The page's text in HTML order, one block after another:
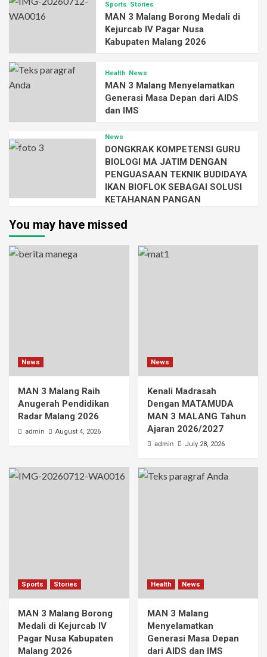
Sports Stories
MAN 3 Malang Borong Medali di
Kejurcab IV Pagar Nusa
Kabupaten Malang 2026
Health News
MAN 3 Malang Menyelamatkan
Generasi Masa Depan dari AIDS
dan IMS
News
DONGKRAK KOMPETENSI GURU
BIOLOGI MA JATIM DENGAN
PENGUASAAN TEKNIK BUDIDAYA
IKAN BIOFLOK SEBAGAI SOLUSI
KETAHANAN PANGAN
You may have missed
News
MAN 3 Malang Raih
Anugerah Pendidikan
Radar Malang 2026
admin August 4, 2026
News
Kenali Madrasah
Dengan MATAMUDA
MAN 3 MALANG Tahun
Ajaran 2026/2027
admin July 28, 2026
Sports Stories
MAN 3 Malang Borong
Medali di Kejurcab IV
Pagar Nusa Kabupaten
Malang 2026
Health News
MAN 3 Malang
Menyelamatkan
Generasi Masa Depan
dari AIDS dan IMS